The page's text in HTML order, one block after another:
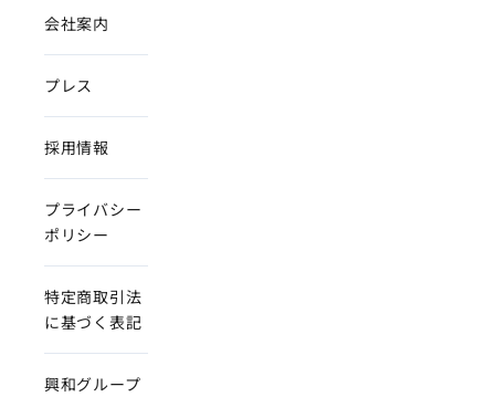
会社案内
プレス
採用情報
プライバシー
ポリシー
特定商取引法
に基づく表記
興和グループ